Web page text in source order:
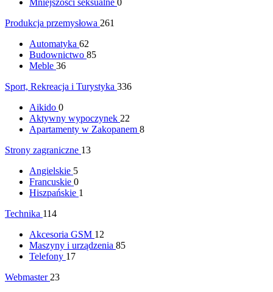
Mniejszości seksualne 0
Produkcja przemysłowa 261
Automatyka 62
Budownictwo 85
Meble 36
Sport, Rekreacja i Turystyka 336
Aikido 0
Aktywny wypoczynek 22
Apartamenty w Zakopanem 8
Strony zagraniczne 13
Angielskie 5
Francuskie 0
Hiszpańskie 1
Technika 114
Akcesoria GSM 12
Maszyny i urządzenia 85
Telefony 17
Webmaster 23